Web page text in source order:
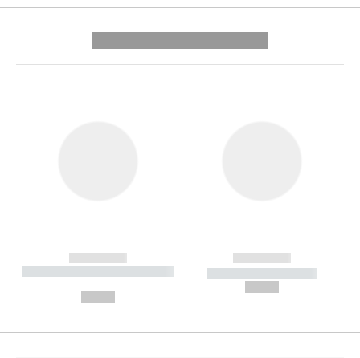
------------
----------- ----------- --------
------------
----------- -----------